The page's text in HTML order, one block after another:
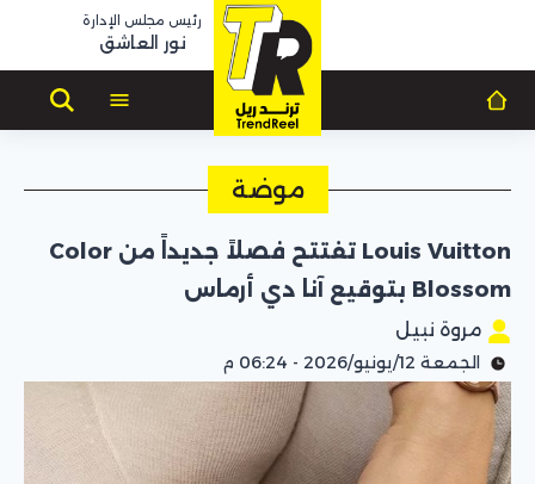
رئيس مجلس الإدارة
نور العاشق
موضة
Louis Vuitton تفتتح فصلاً جديداً من Color
Blossom بتوقيع آنا دي أرماس
مروة نبيل
الجمعة 12/يونيو/2026 - 06:24 م